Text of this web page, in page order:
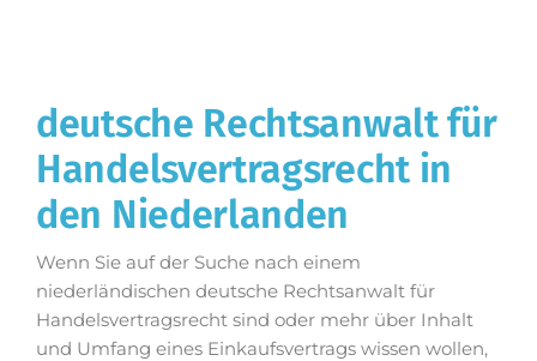
deutsche Rechtsanwalt für
Handelsvertragsrecht in
den Niederlanden
Wenn Sie auf der Suche nach einem
niederländischen deutsche Rechtsanwalt für
Handelsvertragsrecht sind oder mehr über Inhalt
und Umfang eines Einkaufsvertrags wissen wollen,